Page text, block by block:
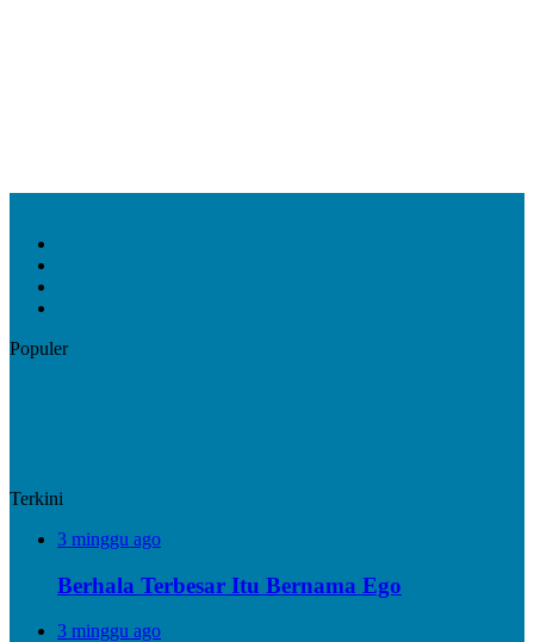
Populer
Terkini
3 minggu ago
Berhala Terbesar Itu Bernama Ego
3 minggu ago